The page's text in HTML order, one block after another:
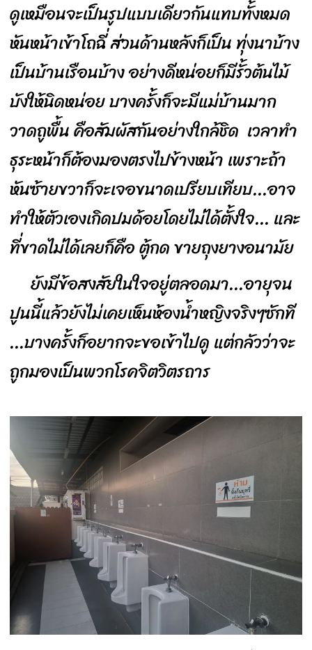
ดูเหมือนจะเป็นรูปแบบเดียวกันแทบทั้งหมด
หันหน้าเข้าโถฉี่ ส่วนด้านหลังก็เป็น ทุ่งนาบ้าง
เป็นบ้านเรือนบ้าง อย่างดีหน่อยก็มีรั้วต้นไม้
บังให้นิดหน่อย บางครั้งก็จะมีแม่บ้านมาก
วาดถูพื้น คือสัมผัสกันอย่างใกล้ชิด เวลาทำ
ธุระหน้าก็ต้องมองตรงไปข้างหน้า เพราะถ้า
หันซ้ายขวาก็จะเจอขนาดเปรียบเทียบ...อาจ
ทำให้ตัวเองเกิดปมด้อยโดยไม่ได้ตั้งใจ... และ
ที่ขาดไม่ได้เลยก็คือ ตู้กด ขายถุงยางอนามัย
ยังมีข้อสงสัยในใจอยู่ตลอดมา...อายุจน
ปูนนี้แล้วยังไม่เคยเห็นห้องน้ำหญิงจริงๆซักที
...บางครั้งก็อยากจะขอเข้าไปดู แต่กลัวว่าจะ
ถูกมองเป็นพวกโรคจิตวิตรถาร